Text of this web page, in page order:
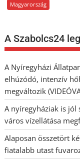
Magyarország
A Szabolcs24
A Nyíregyházi
elhúzódó, intenzív
megváltozik
A nyíregyháziak is jól
város vízellátása
Alaposan összetört
fiatalabb utast